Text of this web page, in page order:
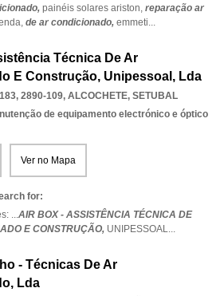
painéis solares ariston, reparação ar
de ar condicionado, emmeti...
Técnica De Ar
E Construção, Unipessoal, Lda
2890-109, ALCOCHETE, SETUBAL
de equipamento electrónico e óptico
Ver no Mapa
for:
...AIR BOX - ASSISTÊNCIA TÉCNICA DE
E CONSTRUÇÃO, UNIPESSOAL...
- Técnicas De Ar
Lda